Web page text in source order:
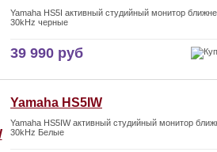
Yamaha HS5I активный студийный монитор
30kHz черные
39 990 руб
Yamaha HS5IW
Yamaha HS5IW активный студийный монитор
30kHz Белые